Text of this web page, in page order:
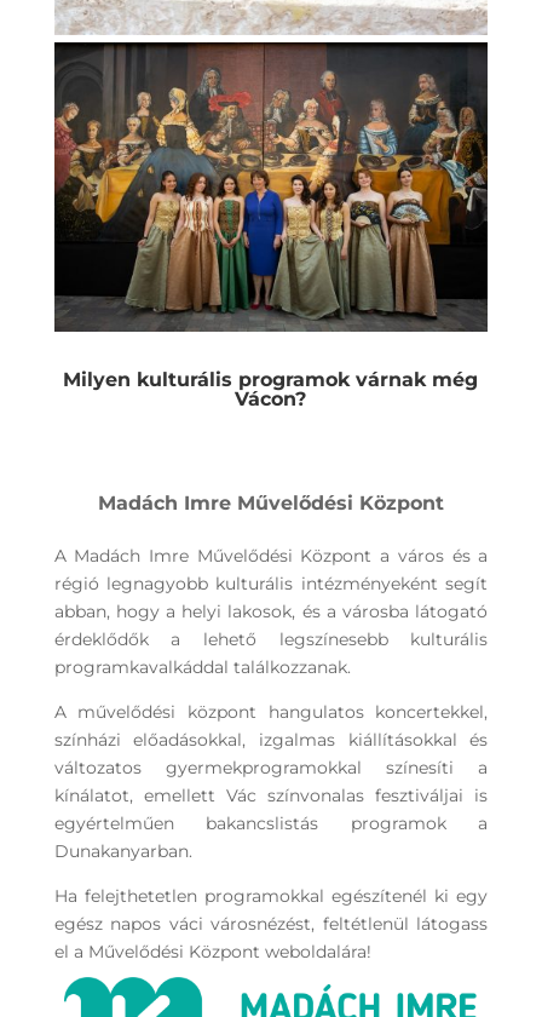
Milyen kulturális programok várnak még
Vácon?
Madách Imre Művelődési Központ
A Madách Imre Művelődési Központ a város és a
régió legnagyobb kulturális intézményeként segít
abban, hogy a helyi lakosok, és a városba látogató
érdeklődők a lehető legszínesebb kulturális
programkavalkáddal találkozzanak.
A művelődési központ hangulatos koncertekkel,
színházi előadásokkal, izgalmas kiállításokkal és
változatos gyermekprogramokkal színesíti a
kínálatot, emellett Vác színvonalas fesztiváljai is
egyértelműen bakancslistás programok a
Dunakanyarban.
Ha felejthetetlen programokkal egészítenél ki egy
egész napos váci városnézést, feltétlenül látogass
el a Művelődési Központ weboldalára!